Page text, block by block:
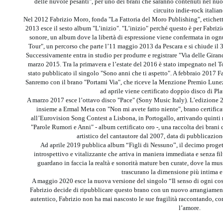
circuito indie-rock
Nel 2012 Fabrizio Moro, fonda "La Fattoria del Moro Publishing",
2013 esce il sesto album "L’inizio". "L’inizio" perché questo è per
sonore, un album dove la libertà di espressione viene confermata in
Tour", un percorso che parte l’11 maggio 2013 da Pescara e si chiude
Successivamente entra in studio per produrre e registrare "Via delle
marzo 2015. Tra la primavera e l’estate del 2016 è stato impegnato
stato pubblicato il singolo "Sono anni che ti aspetto". A febbraio 2017
Sanremo con il brano "Portami Via", che riceve la Menzione Premio
ad aprile viene certificato doppio disco di
A marzo 2017 esce l’ottavo disco "Pace" (Sony Music Italy).
insieme a Ermal Meta con "Non mi avete fatto niente", brano
all’Eurovision Song Contest a Lisbona, in Portogallo, arrivando quinti
"Parole Rumori e Anni" - album certificato oro -, una raccolta dei
artistico del cantautore dal 2007, data di
Ad aprile 2019 pubblica album “Figli di Nessuno”, il decimo
introspettivo e vitalizzante che arriva in maniera immediata e senza
guardano in faccia la realtà e sonorità mature ben curate, dove la
trascurano la dimensione più intima
A maggio 2020 esce la nuova versione del singolo “Il senso di ogni
Fabrizio decide di ripubblicare questo brano con un nuovo
autentico, Fabrizio non ha mai nascosto le sue fragilità raccontando,
l’amore.